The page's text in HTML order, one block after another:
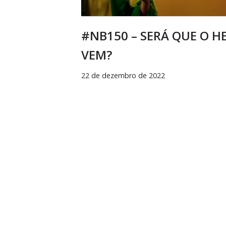
#NB150 – SERÁ QUE O
VEM?
22 de dezembro de 2022